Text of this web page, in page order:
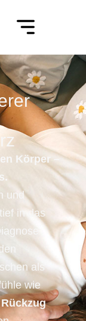
Körper –
und
in das
als
wie